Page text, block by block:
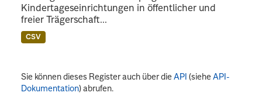
Kindertageseinrichtungen in öffentlicher und
freier Trägerschaft...
CSV
Sie können dieses Register auch über dieAPI (sieheAPI-
Dokumentation) abrufen.